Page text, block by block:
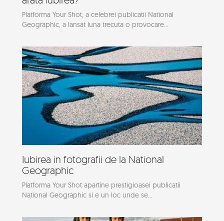
Platforma Your Shot, a celebrei publicatii National
Geographic, a lansat luna trecuta o provocare...
Iubirea in fotografii de la National
Geographic
Platforma Your Shot apartine prestigioasei publicatii
National Geographic si e un loc unde se...